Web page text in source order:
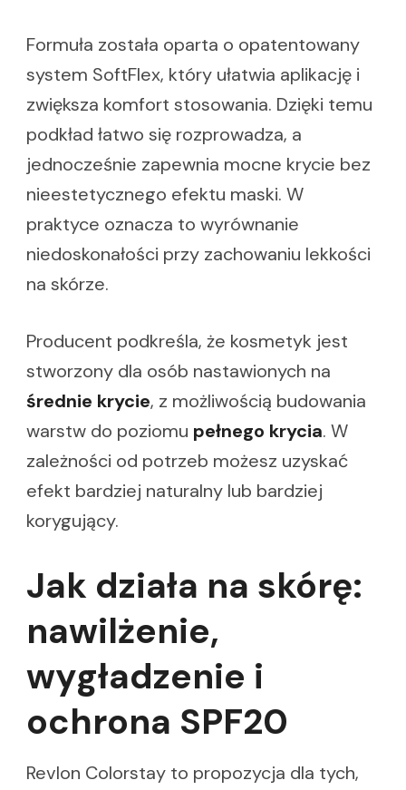
Formuła została oparta o opatentowany
system SoftFlex, który ułatwia aplikację i
zwiększa komfort stosowania. Dzięki temu
podkład łatwo się rozprowadza, a
jednocześnie zapewnia mocne krycie bez
nieestetycznego efektu maski. W
praktyce oznacza to wyrównanie
niedoskonałości przy zachowaniu lekkości
na skórze.
Producent podkreśla, że kosmetyk jest
stworzony dla osób nastawionych na
średnie krycie, z możliwością budowania
warstw do poziomu pełnego krycia. W
zależności od potrzeb możesz uzyskać
efekt bardziej naturalny lub bardziej
korygujący.
Jak działa na skórę:
nawilżenie,
wygładzenie i
ochrona SPF20
Revlon Colorstay to propozycja dla tych,